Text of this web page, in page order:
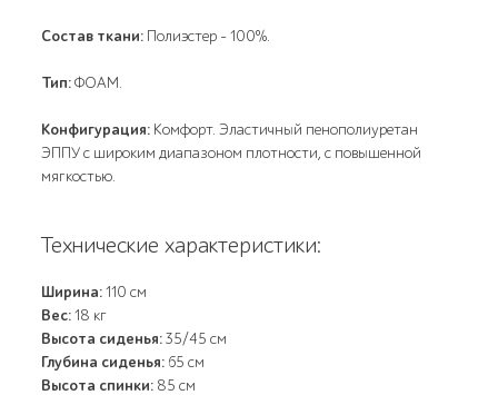
Состав ткани: Полиэстер - 100%.
Тип:ФОАМ.
Конфигурация: Комфорт. Эластичный пенополиуретан
ЭППУ с широким диапазоном плотности, с повышенной
мягкостью.
Технические характеристики:
Ширина:110 см
Вес:18 кг
Высота сиденья:35/45 см
Глубина сиденья: 65 см
Высота спинки: 85 см